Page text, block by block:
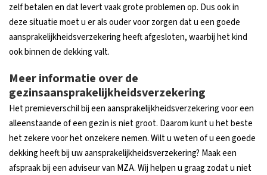
zelf betalen en dat levert vaak grote problemen op. Dus ook in
deze situatie moet u er als ouder voor zorgen dat u een goede
aansprakelijkheidsverzekering heeft afgesloten, waarbij het kind
ook binnen de dekking valt.
Meer informatie over de
gezinsaansprakelijkheidsverzekering
Het premieverschil bij een aansprakelijkheidsverzekering voor een
alleenstaande of een gezin is niet groot. Daarom kunt u het beste
het zekere voor het onzekere nemen. Wilt u weten of u een goede
dekking heeft bij uw aansprakelijkheidsverzekering? Maak een
afspraak bij een adviseur van MZA. Wij helpen u graag zodat u niet